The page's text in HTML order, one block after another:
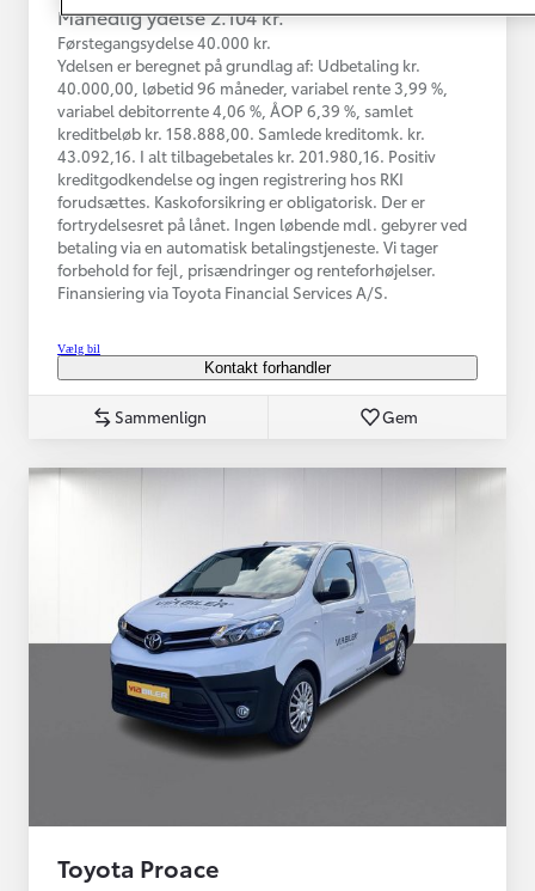
Månedlig ydelse 2.104 kr.
Førstegangsydelse 40.000 kr.
Ydelsen er beregnet på grundlag af: Udbetaling kr.
40.000,00, løbetid 96 måneder, variabel rente 3,99 %,
variabel debitorrente 4,06 %, ÅOP 6,39 %, samlet
kreditbeløb kr. 158.888,00. Samlede kreditomk. kr.
43.092,16. I alt tilbagebetales kr. 201.980,16. Positiv
kreditgodkendelse og ingen registrering hos RKI
forudsættes. Kaskoforsikring er obligatorisk. Der er
fortrydelsesret på lånet. Ingen løbende mdl. gebyrer ved
betaling via en automatisk betalingstjeneste. Vi tager
forbehold for fejl, prisændringer og renteforhøjelser.
Finansiering via Toyota Financial Services A/S.
Vælg bil
Kontakt forhandler
Sammenlign Gem
Toyota Proace